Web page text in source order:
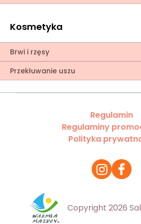
Kosmetyka
Brwi i rzęsy
Przekłuwanie uszu
Regulamin
Regulaminy
Polityka
Copyright 2026